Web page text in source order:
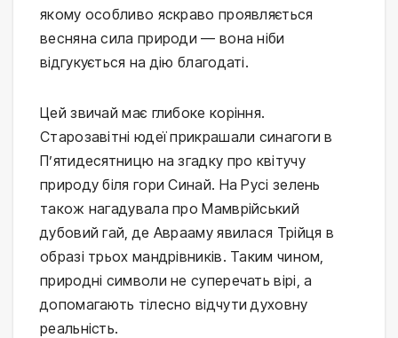
якому особливо яскраво проявляється
весняна сила природи — вона ніби
відгукується на дію благодаті.
Цей звичай має глибоке коріння.
Старозавітні юдеї прикрашали синагоги в
П’ятидесятницю на згадку про квітучу
природу біля гори Синай. На Русі зелень
також нагадувала про Мамврійський
дубовий гай, де Аврааму явилася Трійця в
образі трьох мандрівників. Таким чином,
природні символи не суперечать вірі, а
допомагають тілесно відчути духовну
реальність.